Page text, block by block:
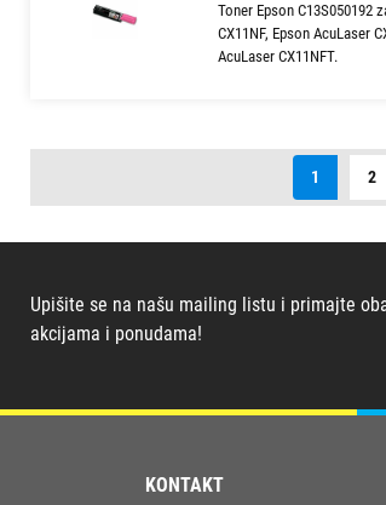
Toner Epson C13S050192
CX11NF, Epson AcuLaser
AcuLaser CX11NFT.
1 2
Upišite se na našu mailing listu i primajte
akcijama i ponudama!
KONTAKT